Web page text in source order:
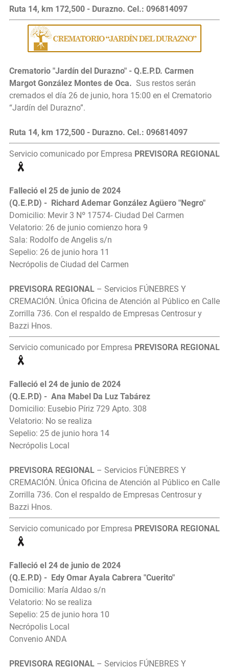
Ruta 14, km 172,500 - Durazno. Cel.: 096814097
Crematorio "Jardín del Durazno" - Q.E.P.D. Carmen
Margot González Montes de Oca. Sus restos serán
cremados el día 26 de junio, hora 15:00 en el Crematorio
“Jardín del Durazno”.
Ruta 14, km 172,500 - Durazno. Cel.: 096814097
Servicio comunicado por Empresa PREVISORA REGIONAL
Falleció el 25 de junio de 2024
(Q.E.P.D) - Richard Ademar González Agüero "Negro"
Domicilio: Mevir 3 Nº 17574- Ciudad Del Carmen
Velatorio: 26 de junio comienzo hora 9
Sala: Rodolfo de Angelis s/n
Sepelio: 26 de junio hora 11
Necrópolis de Ciudad del Carmen
PREVISORA REGIONAL – Servicios FÚNEBRES Y
CREMACIÓN. Única Oficina de Atención al Público en Calle
Zorrilla 736. Con el respaldo de Empresas Centrosur y
Bazzi Hnos.
Servicio comunicado por Empresa PREVISORA REGIONAL
Falleció el 24 de junio de 2024
(Q.E.P.D) - Ana Mabel Da Luz Tabárez
Domicilio: Eusebio Píriz 729 Apto. 308
Velatorio: No se realiza
Sepelio: 25 de junio hora 14
Necrópolis Local
PREVISORA REGIONAL – Servicios FÚNEBRES Y
CREMACIÓN. Única Oficina de Atención al Público en Calle
Zorrilla 736. Con el respaldo de Empresas Centrosur y
Bazzi Hnos.
Servicio comunicado por Empresa PREVISORA REGIONAL
Falleció el 24 de junio de 2024
(Q.E.P.D) - Edy Omar Ayala Cabrera "Cuerito"
Domicilio: María Aldao s/n
Velatorio: No se realiza
Sepelio: 25 de junio hora 10
Necrópolis Local
Convenio ANDA
PREVISORA REGIONAL – Servicios FÚNEBRES Y